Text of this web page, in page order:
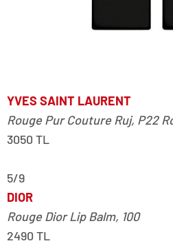
YVES SAINT LAURENT
Rouge Pur Couture Ruj, P22
3050 TL
5/9
DIOR
Rouge Dior Lip Balm, 100
2490 TL